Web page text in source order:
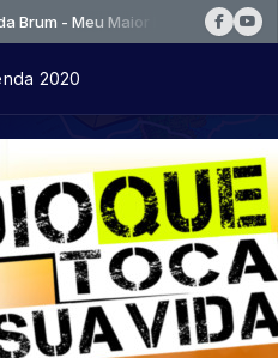
Maior Prazer
2020